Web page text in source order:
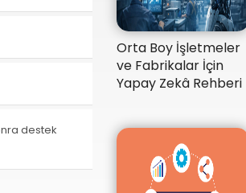
destek
Orta Boy İşletmeler
ve Fabrikalar İçin
Yapay Zekâ Rehberi